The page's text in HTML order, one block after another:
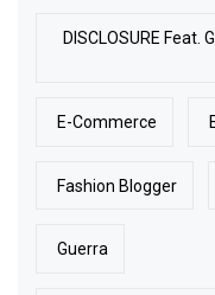
DISCLOSURE Feat.
E-Commerce
Fashion Blogger
Guerra